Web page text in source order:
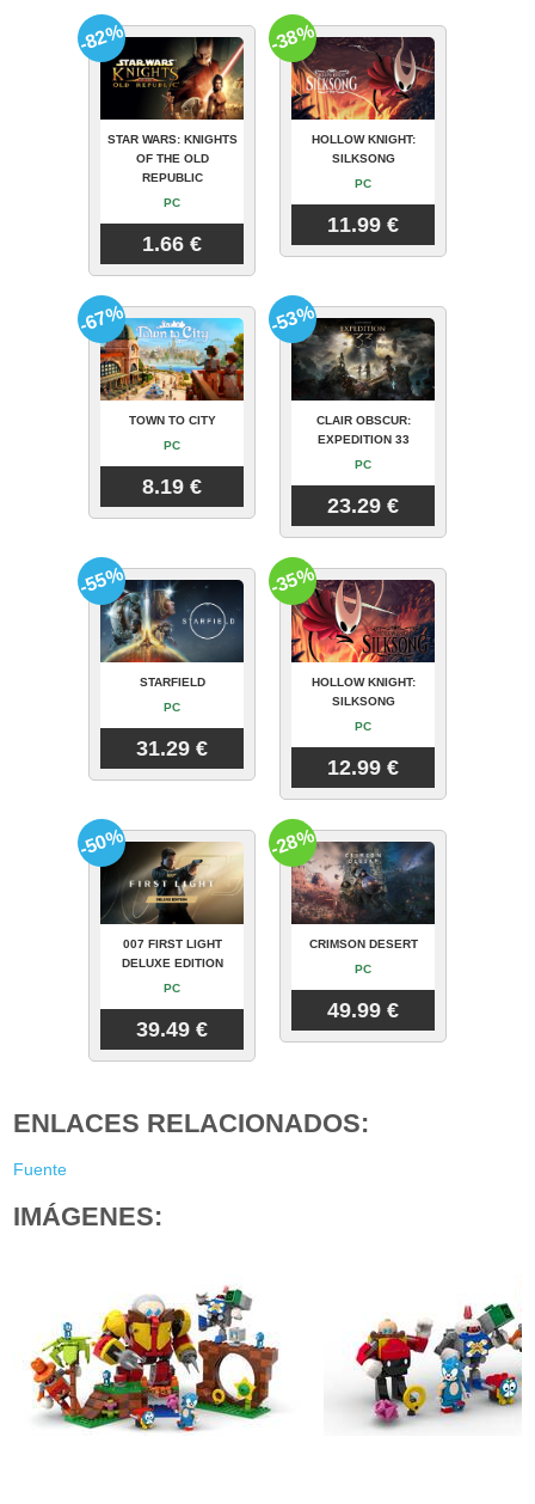
STAR WARS: KNIGHTS
OF THE OLD
REPUBLIC
PC
1.66 €
-82%
HOLLOW KNIGHT:
SILKSONG
PC
11.99 €
-38%
TOWN TO CITY
PC
8.19 €
-67%
CLAIR OBSCUR:
EXPEDITION 33
PC
23.29 €
-53%
STARFIELD
PC
31.29 €
-55%
HOLLOW KNIGHT:
SILKSONG
PC
12.99 €
-35%
007 FIRST LIGHT
DELUXE EDITION
PC
39.49 €
-50%
CRIMSON DESERT
PC
49.99 €
-28%
ENLACES RELACIONADOS:
Fuente
IMÁGENES: